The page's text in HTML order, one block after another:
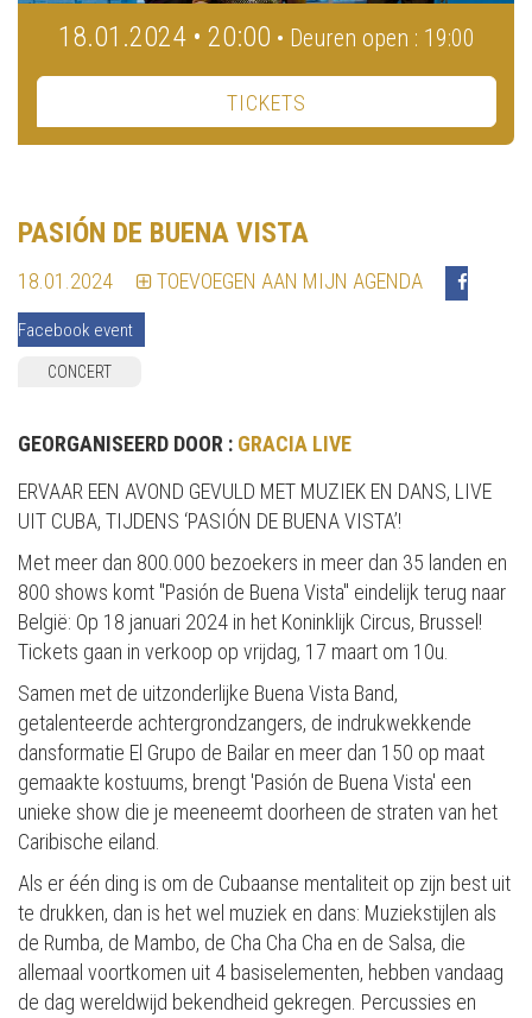
18.01.2024 • 20:00 • Deuren open : 19:00
TICKETS
PASIÓN DE BUENA VISTA
18.01.2024 TOEVOEGEN AAN MIJN AGENDA
Facebook event
CONCERT
GEORGANISEERD DOOR : GRACIA LIVE
ERVAAR EEN AVOND GEVULD MET MUZIEK EN DANS, LIVE
UIT CUBA, TIJDENS ‘PASIÓN DE BUENA VISTA’!
Met meer dan 800.000 bezoekers in meer dan 35 landen en
800 shows komt "Pasión de Buena Vista" eindelijk terug naar
België: Op 18 januari 2024 in het Koninklijk Circus, Brussel!
Tickets gaan in verkoop op vrijdag, 17 maart om 10u.
Samen met de uitzonderlijke Buena Vista Band,
getalenteerde achtergrondzangers, de indrukwekkende
dansformatie El Grupo de Bailar en meer dan 150 op maat
gemaakte kostuums, brengt 'Pasión de Buena Vista' een
unieke show die je meeneemt doorheen de straten van het
Caribische eiland.
Als er één ding is om de Cubaanse mentaliteit op zijn best uit
te drukken, dan is het wel muziek en dans: Muziekstijlen als
de Rumba, de Mambo, de Cha Cha Cha en de Salsa, die
allemaal voortkomen uit 4 basiselementen, hebben vandaag
de dag wereldwijd bekendheid gekregen. Percussies en